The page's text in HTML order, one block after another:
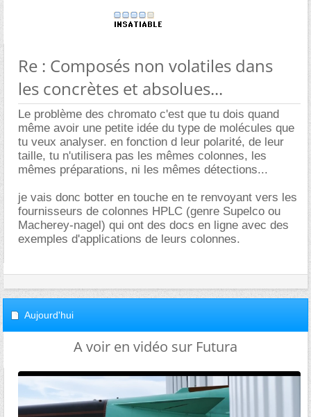
Re : Composés non volatiles dans
les concrètes et absolues...
Le problème des chromato c'est que tu dois quand
même avoir une petite idée du type de molécules que
tu veux analyser. en fonction d leur polarité, de leur
taille, tu n'utilisera pas les mêmes colonnes, les
mêmes préparations, ni les mêmes détections...
je vais donc botter en touche en te renvoyant vers les
fournisseurs de colonnes HPLC (genre Supelco ou
Macherey-nagel) qui ont des docs en ligne avec des
exemples d'applications de leurs colonnes.
Aujourd'hui
A voir en vidéo sur Futura